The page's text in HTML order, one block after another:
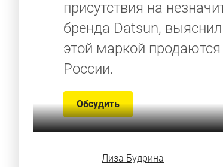
присутствия на
бренда Datsun,
этой маркой
России.
Обсудить
Лиза Будрина